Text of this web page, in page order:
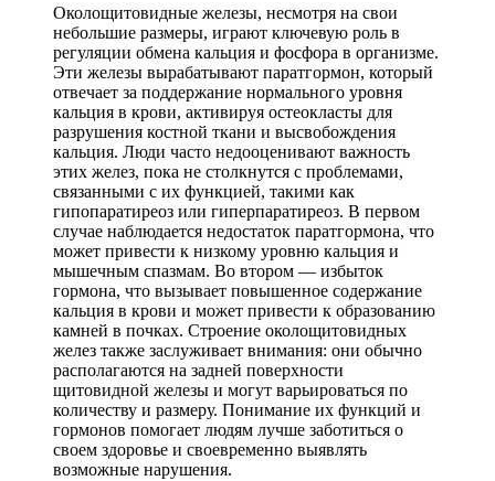
Околощитовидные железы, несмотря на свои
небольшие размеры, играют ключевую роль в
регуляции обмена кальция и фосфора в организме.
Эти железы вырабатывают паратгормон, который
отвечает за поддержание нормального уровня
кальция в крови, активируя остеокласты для
разрушения костной ткани и высвобождения
кальция. Люди часто недооценивают важность
этих желез, пока не столкнутся с проблемами,
связанными с их функцией, такими как
гипопаратиреоз или гиперпаратиреоз. В первом
случае наблюдается недостаток паратгормона, что
может привести к низкому уровню кальция и
мышечным спазмам. Во втором — избыток
гормона, что вызывает повышенное содержание
кальция в крови и может привести к образованию
камней в почках. Строение околощитовидных
желез также заслуживает внимания: они обычно
располагаются на задней поверхности
щитовидной железы и могут варьироваться по
количеству и размеру. Понимание их функций и
гормонов помогает людям лучше заботиться о
своем здоровье и своевременно выявлять
возможные нарушения.